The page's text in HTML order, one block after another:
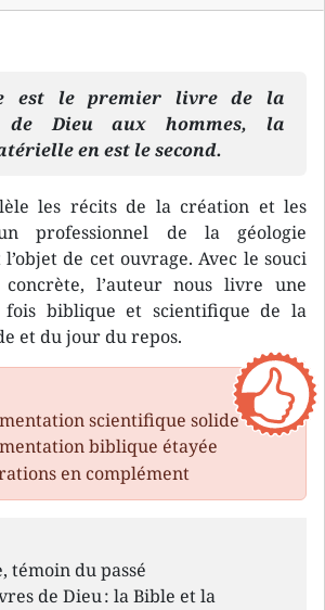
est le premier livre de la
de Dieu aux hommes, la
en est le second.
les récits de la création et les
professionnel de la géologie
de cet ouvrage. Avec le souci
concrète, l’auteur nous livre une
biblique et scientifique de la
et du jour du repos.
scientifique solide
biblique étayée
en complément
témoin du passé
de Dieu : la Bible et la